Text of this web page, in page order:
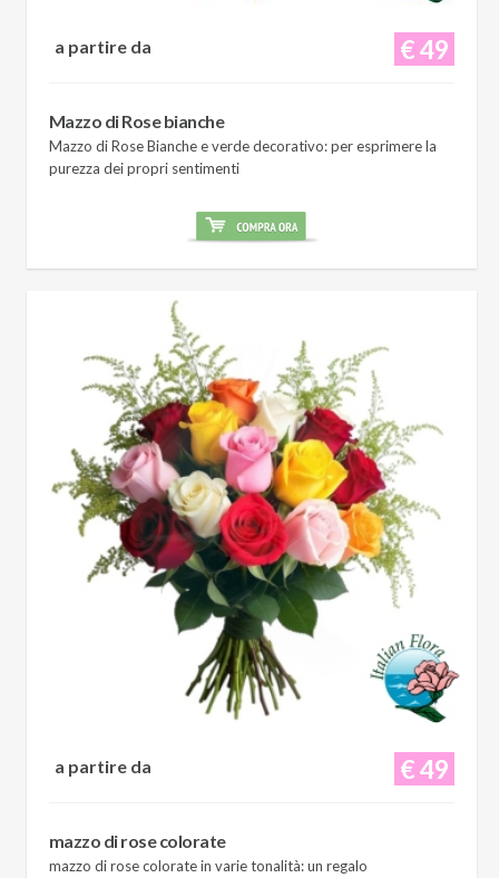
€ 49
a partire da
Mazzo di Rose bianche
Mazzo di Rose Bianche e verde decorativo: per esprimere la
purezza dei propri sentimenti
€ 49
a partire da
mazzo di rose colorate
mazzo di rose colorate in varie tonalità: un regalo